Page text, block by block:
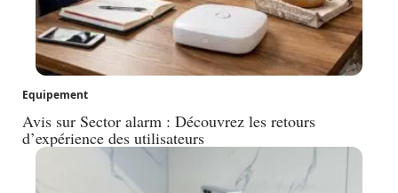
Equipement
Avis sur Sector alarm : Découvrez les retours
d’expérience des utilisateurs